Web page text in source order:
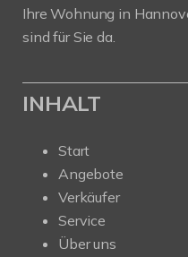
Ihre Wohnung in
sind für Sie da.
INHALT
Start
Angebote
Verkäufer
Service
Über uns